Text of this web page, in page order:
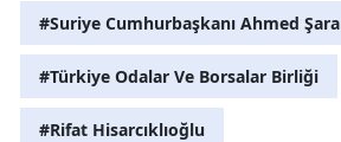
#Suriye Cumhurbaşkanı Ahmed Şara
#Türkiye Odalar Ve Borsalar Birliği
#Rifat Hisarcıklıoğlu